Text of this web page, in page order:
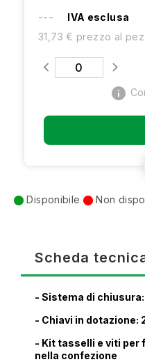
---
IVA esclusa
31,73 € prezzo al
info
Disponibile Non
Scheda
- Sistema di
- Chiavi in dotazione:
- Kit tasselli e viti per
nella confezione